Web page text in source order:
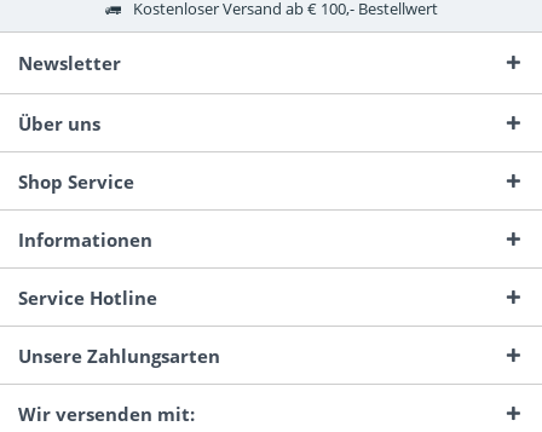
Kostenloser Versand ab € 100,- Bestellwert
Newsletter
Über uns
Shop Service
Informationen
Service Hotline
Unsere Zahlungsarten
Wir versenden mit: